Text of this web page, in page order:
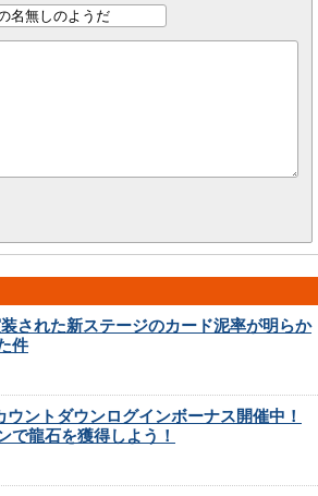
された新ステージのカード泥率が明らか
件
ウントダウンログインボーナス開催中！
で龍石を獲得しよう！